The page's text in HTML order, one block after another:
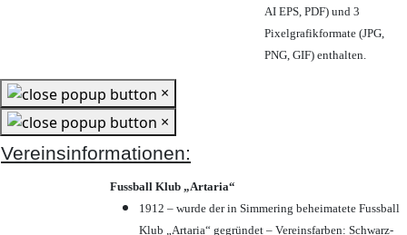
AI EPS, PDF) und 3
Pixelgrafikformate (JPG,
PNG, GIF) enthalten.
×
×
Vereinsinformationen:
Fussball Klub „Artaria“
1912 – wurde der in Simmering beheimatete Fussball
Klub „Artaria“ gegründet – Vereinsfarben: Schwarz-